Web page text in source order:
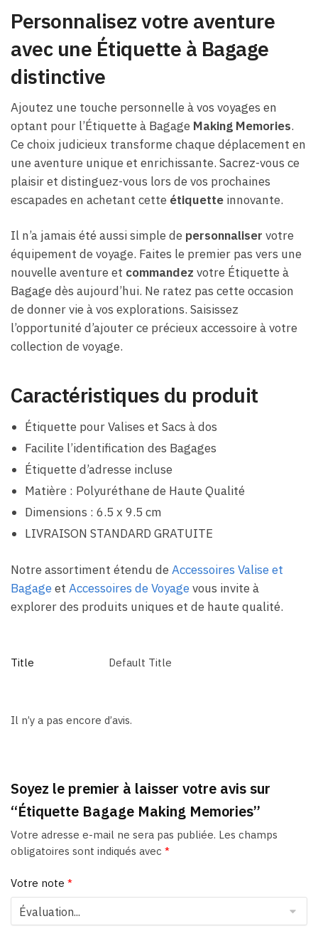
Personnalisez votre aventure
avec une Étiquette à Bagage
distinctive
Ajoutez une touche personnelle à vos voyages en
optant pour l’Étiquette à Bagage Making Memories.
Ce choix judicieux transforme chaque déplacement en
une aventure unique et enrichissante. Sacrez-vous ce
plaisir et distinguez-vous lors de vos prochaines
escapades en achetant cette étiquette innovante.
Il n’a jamais été aussi simple de personnaliser votre
équipement de voyage. Faites le premier pas vers une
nouvelle aventure et commandez votre Étiquette à
Bagage dès aujourd’hui. Ne ratez pas cette occasion
de donner vie à vos explorations. Saisissez
l’opportunité d’ajouter ce précieux accessoire à votre
collection de voyage.
Caractéristiques du produit
Étiquette pour Valises et Sacs à dos
Facilite l’identification des Bagages
Étiquette d’adresse incluse
Matière : Polyuréthane de Haute Qualité
Dimensions : 6.5 x 9.5 cm
LIVRAISON STANDARD GRATUITE
Notre assortiment étendu deAccessoires Valise et
Bagageet Accessoires de Voyagevous invite à
explorer des produits uniques et de haute qualité.
Title Default Title
Il n’y a pas encore d’avis.
Soyez le premier à laisser votre avis sur
“Étiquette Bagage Making Memories”
Votre adresse e-mail ne sera pas publiée. Les champs
obligatoires sont indiqués avec *
Votre note *